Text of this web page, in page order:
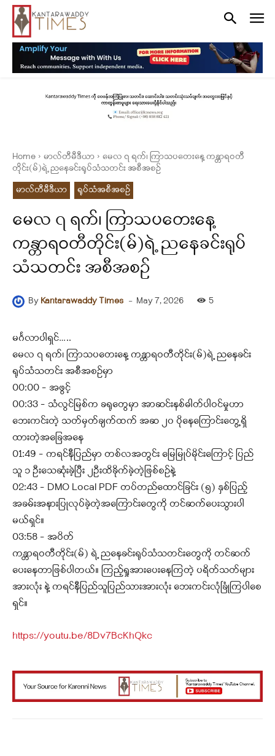
Home မာလ်တီမီဒီယာ
မေလ ၇ ရက်၊ ကြာသပတေးနေ့ ကန္တာရဝတီ
တိုင်း(မ်)ရဲ့ ညနေခင်းရုပ်သံသတင်း အစီအစဉ်
မာလ်တီမီဒီယာ
ရုပ်သံအစီအစဉ်
မေလ ၇ ရက်၊ ကြာသပတေးနေ့
ကန္တာရဝတီတိုင်း(မ်)ရဲ့ ညနေခင်းရုပ်
သံသတင်း အစီအစဉ်
By Kantarawaddy Times - May 7, 2026 5
မင်္ဂလာပါရှင်…..
မေလ ၇ ရက်၊ ကြာသပတေးနေ့ ကန္တာရဝတီတိုင်း(မ်)ရဲ့ ညနေခင်း
ရုပ်သံသတင်း အစီအစဉ်မှာ
00:00 – အဖွင့်
00:33 – သံလွင်မြစ်က ခရုတွေမှာ အာဆင်းနစ်ဓါတ်ပါဝင်မှုဟာ
ဘေးကင်းတဲ့ သတ်မှတ်ချက်ထက် အဆ ၂၀ ပိုနေကြောင်းတွေ့ရှိ
ထားတဲ့အခြေအနေ
01:49 – ကရင်နီပြည်မှာ တစ်လအတွင်း မြေမြုပ်မိုင်းကြောင့် ပြည်
သူ ၁ ဦးသေဆုံးခဲ့ပြီး ၂ဦးထိခိုက်ခဲ့တဲ့ဖြစ်စဉ်နဲ့
02:43 – DMO Local PDF တပ်တည်ထောင်ခြင်း (၅) နှစ်ပြည့်
အခမ်းအနားပြုလုပ်ခဲ့တဲ့အကြောင်းတွေကို တင်ဆက်ပေးသွားပါ
မယ်ရှင်။
03:58 – အပိတ်
ကန္တာရဝတီတိုင်း(မ်) ရဲ့ ညနေခင်းရုပ်သံသတင်းတွေကို တင်ဆက်
ပေးနေတာဖြစ်ပါတယ်။ ကြည့်ရှုအားပေးနေကြတဲ့ ပရိတ်သတ်များ
အားလုံး နဲ့ ကရင်နီပြည်သူပြည်သားအားလုံး ဘေးကင်းလုံခြုံကြပါစေ
ရှင်။
https://youtu.be/8Dv7BcKhQkc